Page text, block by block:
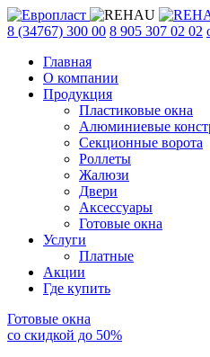
8 (34767) 300 00 8 905 307 02 02
Главная
О компании
Продукция
Пластиковые окна
Алюминиевые
Секционные ворота
Роллеты
Жалюзи
Двери
Аксессуары
Готовые окна
Услуги
Платные
Акции
Где купить
Готовые окна
со скидкой до 50%